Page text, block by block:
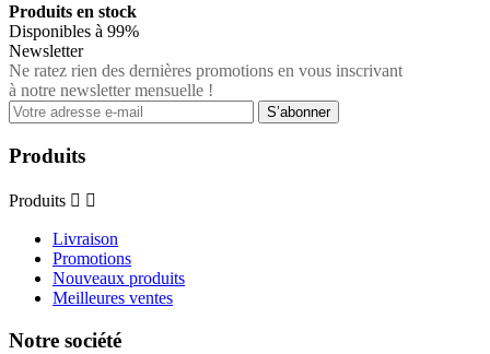
Produits en stock
Disponibles à 99%
Newsletter
Ne ratez rien des dernières promotions en vous inscrivant
à notre newsletter mensuelle !
Produits
Produits  
Livraison
Promotions
Nouveaux produits
Meilleures ventes
Notre société